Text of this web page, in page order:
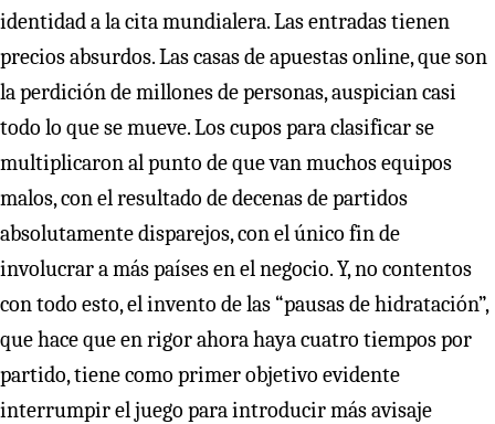
identidad a la cita mundialera. Las entradas tienen
precios absurdos. Las casas de apuestas online, que son
la perdición de millones de personas, auspician casi
todo lo que se mueve. Los cupos para clasificar se
multiplicaron al punto de que van muchos equipos
malos, con el resultado de decenas de partidos
absolutamente disparejos, con el único fin de
involucrar a más países en el negocio. Y, no contentos
con todo esto, el invento de las “pausas de hidratación”,
que hace que en rigor ahora haya cuatro tiempos por
partido, tiene como primer objetivo evidente
interrumpir el juego para introducir más avisaje